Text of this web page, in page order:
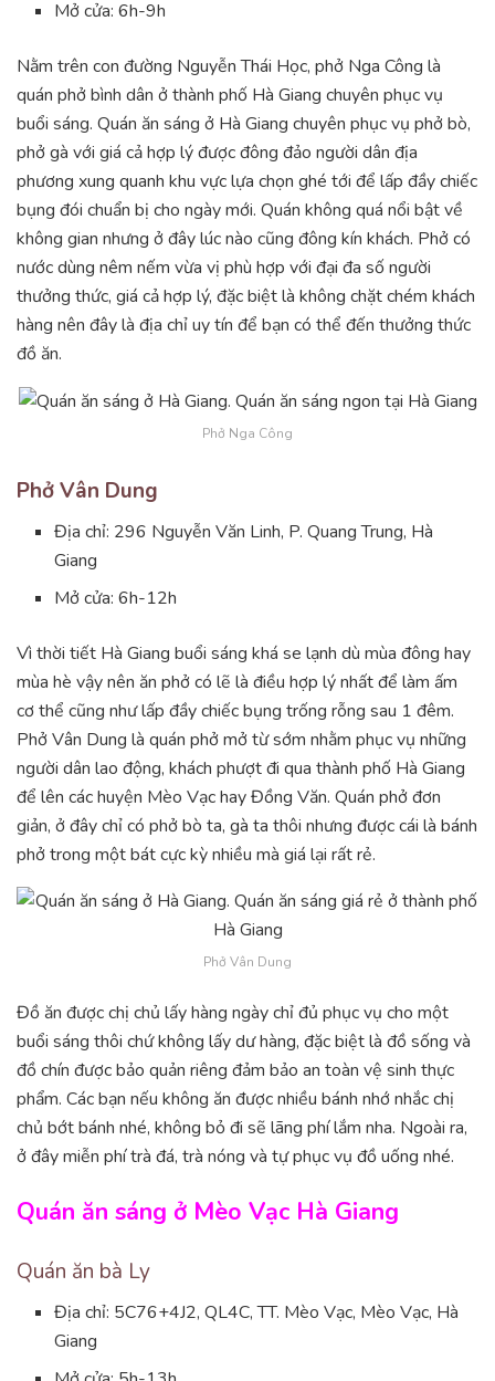
Mở cửa: 6h-9h
Nằm trên con đường Nguyễn Thái Học, phở Nga Công là
quán phở bình dân ở thành phố Hà Giang chuyên phục vụ
buổi sáng. Quán ăn sáng ở Hà Giang chuyên phục vụ phở bò,
phở gà với giá cả hợp lý được đông đảo người dân địa
phương xung quanh khu vực lựa chọn ghé tới để lấp đầy chiếc
bụng đói chuẩn bị cho ngày mới. Quán không quá nổi bật về
không gian nhưng ở đây lúc nào cũng đông kín khách. Phở có
nước dùng nêm nếm vừa vị phù hợp với đại đa số người
thưởng thức, giá cả hợp lý, đặc biệt là không chặt chém khách
hàng nên đây là địa chỉ uy tín để bạn có thể đến thưởng thức
đồ ăn.
Phở Nga Công
Phở Vân Dung
Địa chỉ: 296 Nguyễn Văn Linh, P. Quang Trung, Hà
Giang
Mở cửa: 6h-12h
Vì thời tiết Hà Giang buổi sáng khá se lạnh dù mùa đông hay
mùa hè vậy nên ăn phở có lẽ là điều hợp lý nhất để làm ấm
cơ thể cũng như lấp đầy chiếc bụng trống rỗng sau 1 đêm.
Phở Vân Dung là quán phở mở từ sớm nhằm phục vụ những
người dân lao động, khách phượt đi qua thành phố Hà Giang
để lên các huyện Mèo Vạc hay Đồng Văn. Quán phở đơn
giản, ở đây chỉ có phở bò ta, gà ta thôi nhưng được cái là bánh
phở trong một bát cực kỳ nhiều mà giá lại rất rẻ.
Phở Vân Dung
Đồ ăn được chị chủ lấy hàng ngày chỉ đủ phục vụ cho một
buổi sáng thôi chứ không lấy dư hàng, đặc biệt là đồ sống và
đồ chín được bảo quản riêng đảm bảo an toàn vệ sinh thực
phẩm. Các bạn nếu không ăn được nhiều bánh nhớ nhắc chị
chủ bớt bánh nhé, không bỏ đi sẽ lãng phí lắm nha. Ngoài ra,
ở đây miễn phí trà đá, trà nóng và tự phục vụ đồ uống nhé.
Quán ăn sáng ở Mèo Vạc Hà Giang
Quán ăn bà Ly
Địa chỉ: 5C76+4J2, QL4C, TT. Mèo Vạc, Mèo Vạc, Hà
Giang